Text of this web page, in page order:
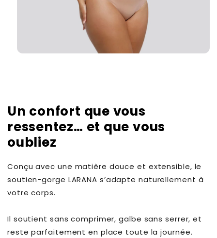
Un confort que vous
ressentez… et que vous
oubliez
Conçu avec une matière douce et extensible, le
soutien-gorge LARANA s’adapte naturellement à
votre corps.
Il soutient sans comprimer, galbe sans serrer, et
reste parfaitement en place toute la journée.